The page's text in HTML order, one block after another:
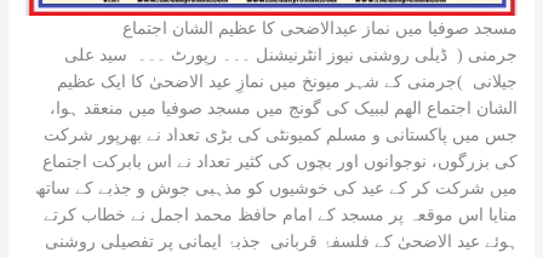
مسجد صوفیا میں نماز عیدالاضحی کا عظیم الشان اجتماع
جرمنی ( ڈیلی روشنی نیوز انٹرنیشنل ۔۔۔ رپورٹ ۔۔۔ سید علی
جیلانی )جرمنی کے شہر میونخ میں نمازِ عید الاضحیٰ کا ایک عظیم
الشان اجتماع الھم لببیک کی گونج میں مسجد صوفیا میں منعقد ہوا،
جس میں پاکستانی و مسلم کمیونٹی کی بڑی تعداد نے بھرپور شرکت
کی بزرگوں، نوجوانوں اور بچوں کی کثیر تعداد نے اس بابرکت اجتماع
میں شرکت کر کے عید کی خوشیوں کو مذہبی جوش و جذبے کے ساتھ
منایا اس موقعہ پر مسجد کے امام حافظ محمد اجمل نے خطاب کرتے
ہوئے عید الاضحیٰ کے فلسفۂ قربانی جذبۂ ایمانی پر تفصیلی روشنی